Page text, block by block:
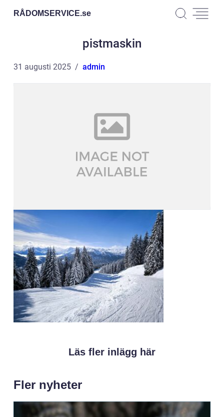
RÅDOMSERVICE.se
pistmaskin
31 augusti 2025 admin
Läs fler inlägg här
Fler nyheter